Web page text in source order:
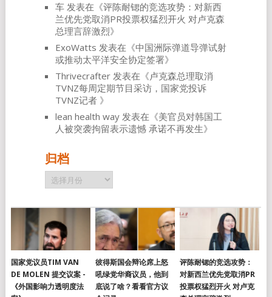
车发表在《评陈耐锶的竞选攻势：对新西
兰优先党取消PR投票权猛烈开火 对卢克森
总理言辞激烈》
ExoWatts 发表在《中国洲际弹道导弹试射
或推动太平洋安全协定签署》
Thrivecrafter发表在《卢克森总理取消
TVNZ每周定期节目采访，国家党投诉
TVNZ记者 》
lean health way发表在《美官员对韩国工
人被突袭拘留表示遗憾 承诺不再发生》
归档
归
档
国家党议员TIM VAN
DE MOLEN 提交议案 -
《外国影响力透明度法
彼得斯国会辩论席上怒
吼绿党华裔议员，他到
底说了啥？看看官方议
评陈耐锶的竞选攻势：
对新西兰优先党取消PR
投票权猛烈开火 对卢克